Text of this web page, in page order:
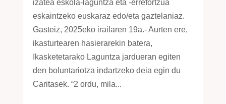
izatea eskola-laguntza eta -errefortzua
eskaintzeko euskaraz edo/eta gaztelaniaz.
Gasteiz, 2025eko irailaren 19a.- Aurten ere,
ikasturtearen hasierarekin batera,
Ikasketetarako Laguntza jardueran egiten
den boluntariotza indartzeko deia egin du
Caritasek. “2 ordu, mila...